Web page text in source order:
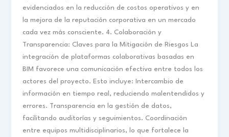
evidenciados en la reducción de costos operativos y en
la mejora de la reputación corporativa en un mercado
cada vez más consciente. 4. Colaboración y
Transparencia: Claves para la Mitigación de Riesgos La
integración de plataformas colaborativas basadas en
BIM favorece una comunicación efectiva entre todos los
actores del proyecto. Esto incluye: Intercambio de
información en tiempo real, reduciendo malentendidos y
errores. Transparencia en la gestión de datos,
facilitando auditorías y seguimientos. Coordinación
entre equipos multidisciplinarios, lo que fortalece la